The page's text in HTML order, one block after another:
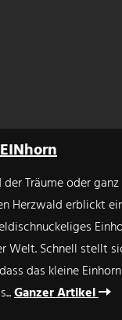
der Träume oder
Herzwald erblickt
Welt. Schnell stellt
das kleine
Ganzer Artikel